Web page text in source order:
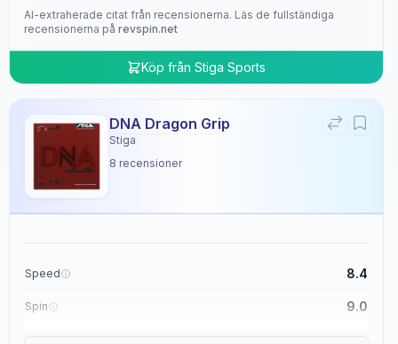
AI-extraherade citat från recensionerna. Läs de fullständiga
recensionerna på revspin.net
Köp från Stiga Sports
DNA Dragon Grip
Stiga
8 recensioner
Speed 8.4
Spin 9.0